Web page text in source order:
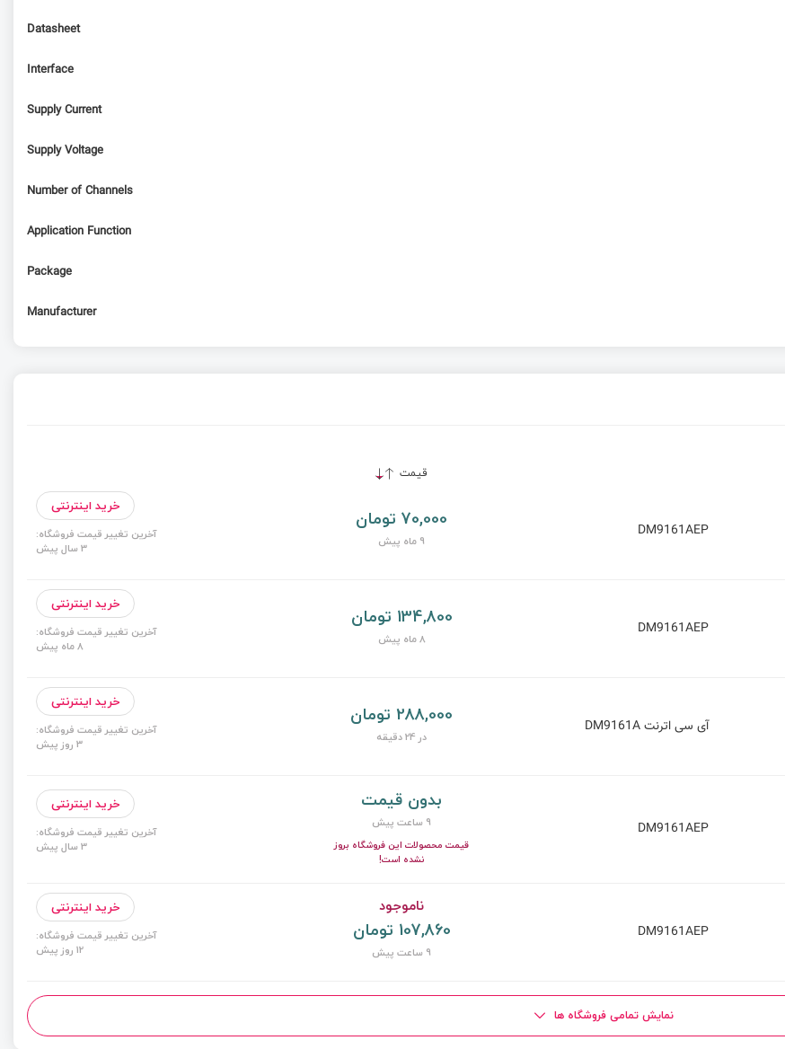
Datasheet
Interface
Supply Current
Supply Voltage
Number of Channels
Application Function
Package
Manufacturer
قیمت
DM9161AEP 70,000 تومان
9 ماه پیش
خرید اینترنتی
آخرین تغییر قیمت فروشگاه:
3 سال پیش
DM9161AEP 134,800 تومان
8 ماه پیش
خرید اینترنتی
آخرین تغییر قیمت فروشگاه:
8 ماه پیش
آی سی اترنت DM9161A 288,000 تومان
در 24 دقیقه
خرید اینترنتی
آخرین تغییر قیمت فروشگاه:
3 روز پیش
DM9161AEP
بدون قیمت
9 ساعت پیش
قیمت محصولات این فروشگاه بروز
نشده است!
خرید اینترنتی
آخرین تغییر قیمت فروشگاه:
3 سال پیش
DM9161AEP
ناموجود
107,860 تومان
9 ساعت پیش
خرید اینترنتی
آخرین تغییر قیمت فروشگاه:
12 روز پیش
نمایش تمامی فروشگاه ها